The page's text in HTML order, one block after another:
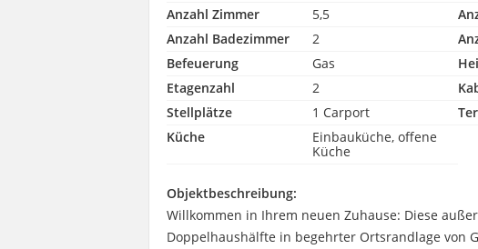
Anzahl Zimmer
5,5
Anzahl Badezimmer
2
Befeuerung
Gas
Etagenzahl
2
Stellplätze
1 Carport
Küche
Einbauküche, offene
Küche
Objektbeschreibung:
Willkommen in Ihrem neuen Zuhause: Diese
Doppelhaushälfte in begehrter Ortsrandlage von